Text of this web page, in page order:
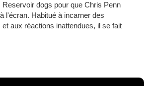
dogs pour que Chris Penn
l'écran. Habitué à incarner des
aux réactions inattendues, il se fait